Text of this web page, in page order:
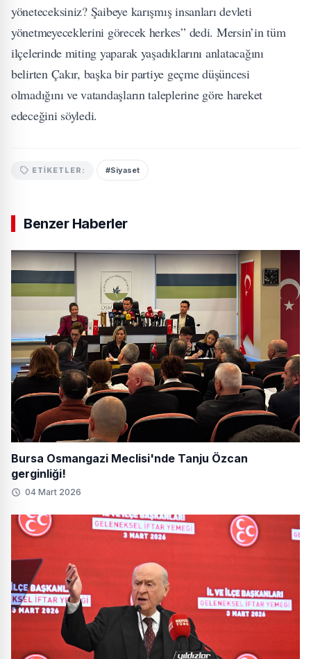
yöneteceksiniz? Şaibeye karışmış insanları devleti
yönetmeyeceklerini görecek herkes” dedi. Mersin’in tüm
ilçelerinde miting yaparak yaşadıklarını anlatacağını
belirten Çakır, başka bir partiye geçme düşüncesi
olmadığını ve vatandaşların taleplerine göre hareket
edeceğini söyledi.
ETIKETLER: #Siyaset
Benzer Haberler
Bursa Osmangazi Meclisi'nde Tanju Özcan
gerginliği!
04 Mart 2026